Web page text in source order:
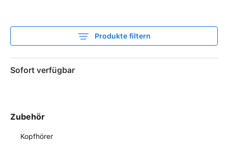
Produkte filtern
Sofort verfügbar
Zubehör
Kopfhörer